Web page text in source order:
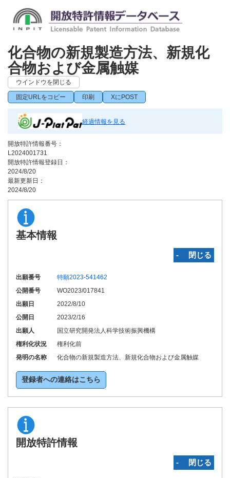
化合物の新規製造方法、新規化
合物および金属触媒
ウインドウを閉じる
固定URLをコピー 印刷 XにPOST
経過情報を見る
開放特許情報番号：
L2024001731
開放特許情報登録日：
2024/8/20
最新更新日：
2024/8/20
基本情報
‐ 閉じる
出願番号
特願2023-541462
公開番号
WO2023/017841
出願日
2022/8/10
公開日
2023/2/16
出願人
国立研究開発法人科学技術振興機構
権利化状況
権利化前
発明の名称
化合物の新規製造方法、新規化合物および金属触媒
登録者への連絡はこちら
開放特許情報
‐ 閉じる